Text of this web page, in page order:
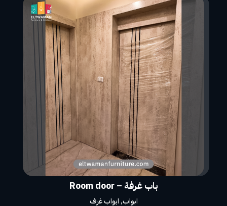
باب غرفة – Room door
ابواب, ابواب غرف